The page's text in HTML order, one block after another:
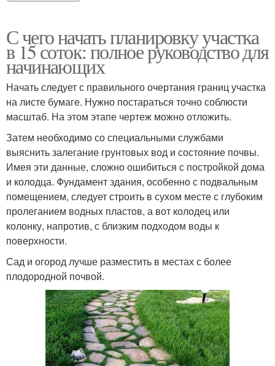
С чего начать планировку участка
в 15 соток: полное руководство для
начинающих
Начать следует с правильного очертания границ участка
на листе бумаге. Нужно постараться точно соблюсти
масштаб. На этом этапе чертеж можно отложить.
Затем необходимо со специальными службами
выяснить залегание грунтовых вод и состояние почвы.
Имея эти данные, сложно ошибиться с постройкой дома
и колодца. Фундамент здания, особенно с подвальным
помещением, следует строить в сухом месте с глубоким
пролеганием водных пластов, а вот колодец или
колонку, напротив, с близким подходом воды к
поверхности.
Сад и огород лучше разместить в местах с более
плодородной почвой.